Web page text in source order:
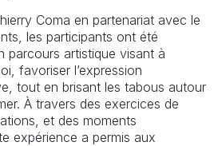
Coma en partenariat avec le
les participants ont été
parcours artistique visant à
favoriser l’expression
tout en brisant les tabous autour
À travers des exercices de
et des moments
expérience a permis aux